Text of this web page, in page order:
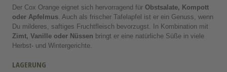
Der Cox Orange eignet sich hervorragend für Obstsalate, Kompott
oder Apfelmus. Auch als frischer Tafelapfel ist er ein Genuss, wenn
Du milderes, saftiges Fruchtfleisch bevorzugst. In Kombination mit
Zimt, Vanille oder Nüssen bringt er eine natürliche Süße in viele
Herbst- und Wintergerichte.
LAGERUNG